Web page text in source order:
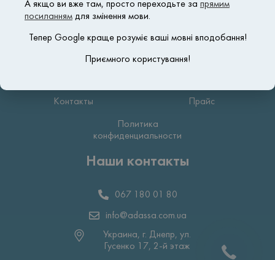
Блефаропластика
Косметология Маммопластика
Бонусная система Хирургия
Контакты Прайс
Политика
конфиденциальности
Наши контакты
067 180 01 80
info@adassa.com.ua
Украина, г. Днепр, ул.
Гусенко 17, 2-й этаж
А якщо ви вже там, просто переходьте за прямим
посиланням для змінення мови.
Тепер Google краще розуміє ваші мовні вподобання!
Приємного користування!